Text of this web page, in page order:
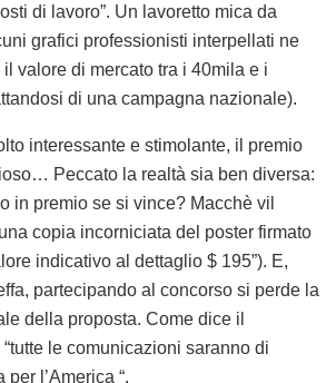
di lavoro”. Un lavoretto mica da
grafici professionisti interpellati ne
valore di mercato tra i 40mila e i
di una campagna nazionale).
interessante e stimolante, il premio
Peccato la realtà sia ben diversa:
in premio se si vince? Macchè vil
copia incorniciata del poster firmato
indicativo al dettaglio $ 195”). E,
partecipando al concorso si perde la
della proposta. Come dice il
le comunicazioni saranno di
l’America “.